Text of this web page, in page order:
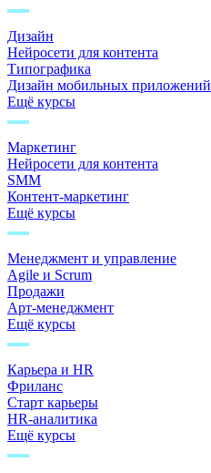
Дизайн
Нейросети для контента
Типографика
Дизайн мобильных приложений
Ещё курсы
Маркетинг
Нейросети для контента
SMM
Контент-маркетинг
Ещё курсы
Менеджмент и управление
Agile и Scrum
Продажи
Арт-менеджмент
Ещё курсы
Карьера и HR
Фриланс
Старт карьеры
HR-аналитика
Ещё курсы